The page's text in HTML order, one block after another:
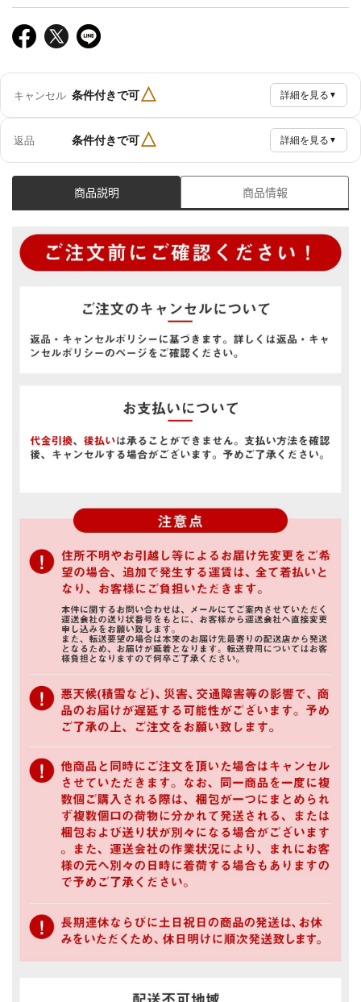
キャンセル 条件付きで可△ 詳細を見る ▼
返品 条件付きで可△ 詳細を見る ▼
商品説明 商品情報